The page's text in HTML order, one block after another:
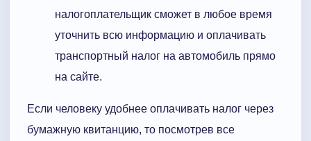
налогоплательщик сможет в любое время
уточнить всю информацию и оплачивать
транспортный налог на автомобиль прямо
на сайте.
Если человеку удобнее оплачивать налог через
бумажную квитанцию, то посмотрев все